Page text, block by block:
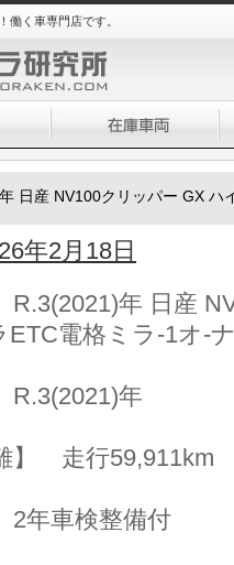
働く車専門店です。
日産 NV100クリッパー GX ハ
年2月18日
R.3(2021)年 日産
ETC電格ミラ-1オ-
R.3(2021)年
】 走行59,911km
2年車検整備付